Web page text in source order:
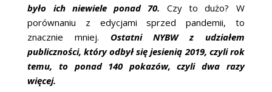
było ich niewiele ponad 70. Czy to dużo? W
porównaniu z edycjami sprzed pandemii, to
znacznie mniej. Ostatni NYBW z udziałem
publiczności, który odbył się jesienią 2019, czyli rok
temu, to ponad 140 pokazów, czyli dwa razy
więcej.